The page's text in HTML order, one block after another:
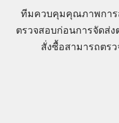
ทีมควบคุมคุณภาพการ
ตรวจสอบก่อนการจัดส่
สั่งซื้อสามารถตร